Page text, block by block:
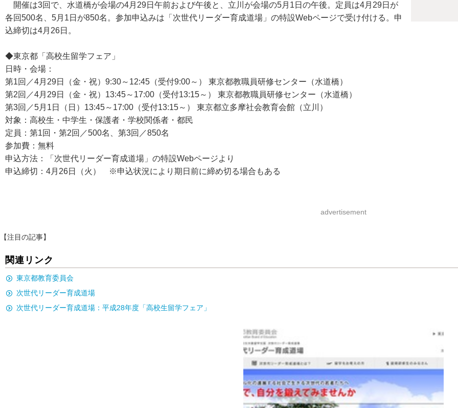
開催は3回で、水道橋が会場の4月29日午前および午後と、立川が会場の5月1日の午後。定員は4月29日が
各回500名、5月1日が850名。参加申込みは「次世代リーダー育成道場」の特設Webページで受け付ける。申
込締切は4月26日。
◆東京都「高校生留学フェア」
日時・会場：
第1回／4月29日（金・祝）9:30～12:45（受付9:00～） 東京都教職員研修センター（水道橋）
第2回／4月29日（金・祝）13:45～17:00（受付13:15～） 東京都教職員研修センター（水道橋）
第3回／5月1日（日）13:45～17:00（受付13:15～） 東京都立多摩社会教育会館（立川）
対象：高校生・中学生・保護者・学校関係者・都民
定員：第1回・第2回／500名、第3回／850名
参加費：無料
申込方法：「次世代リーダー育成道場」の特設Webページより
申込締切：4月26日（火） ※申込状況により期日前に締め切る場合もある
advertisement
【注目の記事】
関連リンク
東京都教育委員会
次世代リーダー育成道場
次世代リーダー育成道場：平成28年度「高校生留学フェア」